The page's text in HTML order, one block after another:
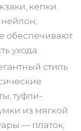
кепки.
обеспечивают
ухода.
стиль
туфли-
из мягкой
— платок,